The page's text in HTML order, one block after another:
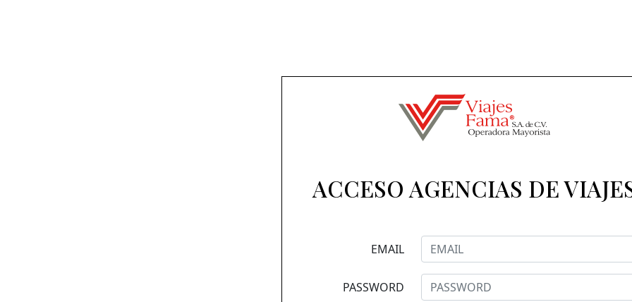
ACCESO AGENCIAS DE
EMAIL
PASSWORD